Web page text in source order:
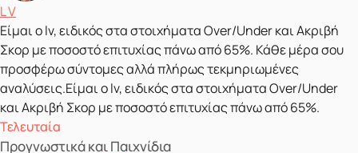
Τελευταία
Προγνωστικά και Παιχνίδια
Δημοσιεύτηκε από
L V
Είμαι ο lv, ειδικός στα στοιχήματα Over/Under και Ακριβή
Σκορ με ποσοστό επιτυχίας πάνω από 65%. Κάθε μέρα σου
προσφέρω σύντομες αλλά πλήρως τεκμηριωμένες
αναλύσεις.Είμαι ο lv, ειδικός στα στοιχήματα Over/Under
και Ακριβή Σκορ με ποσοστό επιτυχίας πάνω από 65%.